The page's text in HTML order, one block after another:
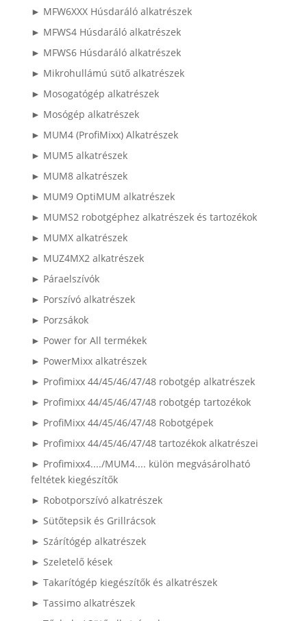
► MFW6XXX Húsdaráló alkatrészek
► MFWS4 Húsdaráló alkatrészek
► MFWS6 Húsdaráló alkatrészek
► Mikrohullámú sütő alkatrészek
► Mosogatógép alkatrészek
► Mosógép alkatrészek
► MUM4 (ProfiMixx) Alkatrészek
► MUM5 alkatrészek
► MUM8 alkatrészek
► MUM9 OptiMUM alkatrészek
► MUMS2 robotgéphez alkatrészek és tartozékok
► MUMX alkatrészek
► MUZ4MX2 alkatrészek
► Páraelszívók
► Porszívó alkatrészek
► Porzsákok
► Power for All termékek
► PowerMixx alkatrészek
► Profimixx 44/45/46/47/48 robotgép alkatrészek
► Profimixx 44/45/46/47/48 robotgép tartozékok
► ProfiMixx 44/45/46/47/48 Robotgépek
► Profimixx 44/45/46/47/48 tartozékok alkatrészei
► Profimixx4..../MUM4.... külön megvásárolható
feltétek kiegészítők
► Robotporszívó alkatrészek
► Sütőtepsik és Grillrácsok
► Szárítógép alkatrészek
► Szeletelő kések
► Takarítógép kiegészítők és alkatrészek
► Tassimo alkatrészek